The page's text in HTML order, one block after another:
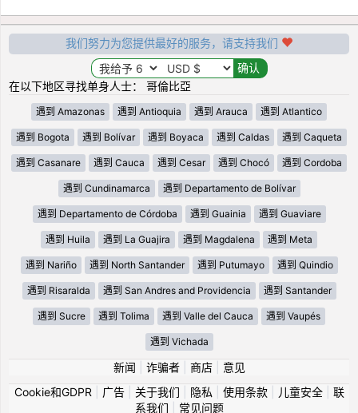
我们努力为您提供最好的服务，请支持我们
在以下地区寻找单身人士： 哥倫比亞
遇到 Amazonas 遇到 Antioquia 遇到 Arauca 遇到 Atlantico
遇到 Bogota 遇到 Bolívar 遇到 Boyaca 遇到 Caldas 遇到 Caqueta
遇到 Casanare 遇到 Cauca 遇到 Cesar 遇到 Chocó 遇到 Cordoba
遇到 Cundinamarca 遇到 Departamento de Bolívar
遇到 Departamento de Córdoba 遇到 Guainia 遇到 Guaviare
遇到 Huila 遇到 La Guajira 遇到 Magdalena 遇到 Meta
遇到 Nariño 遇到 North Santander 遇到 Putumayo 遇到 Quindio
遇到 Risaralda 遇到 San Andres and Providencia 遇到 Santander
遇到 Sucre 遇到 Tolima 遇到 Valle del Cauca 遇到 Vaupés
遇到 Vichada
新闻 诈骗者| 商店| 意见
Cookie和GDPR
广告| 关于我们 隐私 使用条款| 儿童安全| 联
系我们
常见问题